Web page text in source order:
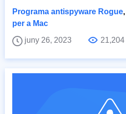
Programa antispyware Rogue,
per a Mac
juny 26, 2023
21,204